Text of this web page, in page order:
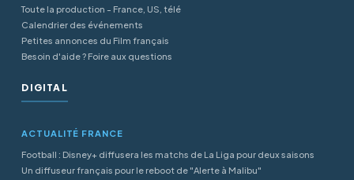
Toute la production - France, US, télé
Calendrier des événements
Petites annonces du Film français
Besoin d'aide ? Foire aux questions
DIGITAL
ACTUALITÉ FRANCE
Football : Disney+ diffusera les matchs de La Liga pour deux saisons
Un diffuseur français pour le reboot de "Alerte à Malibu"